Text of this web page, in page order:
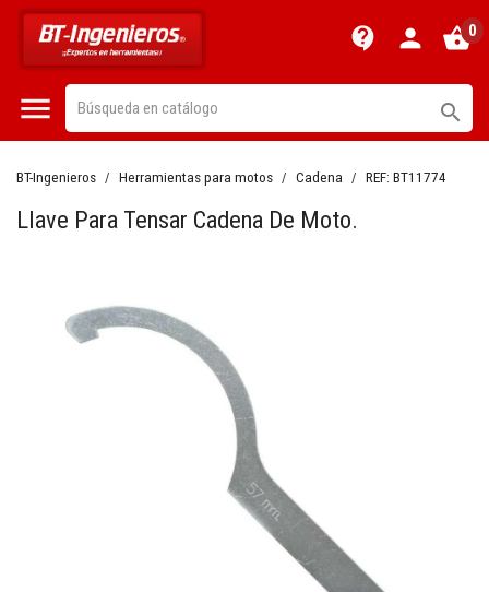
contact_support person shopping_basket0
 
BT-Ingenieros Herramientas para motos Cadena REF: BT11774
Llave Para Tensar Cadena De Moto.